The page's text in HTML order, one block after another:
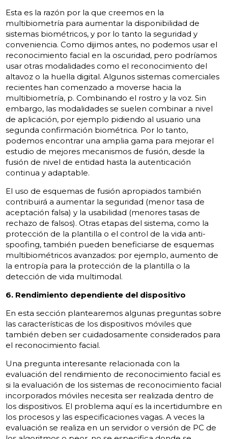
Esta es la razón por la que creemos en la
multibiometría para aumentar la disponibilidad de
sistemas biométricos, y por lo tanto la seguridad y
conveniencia. Como dijimos antes, no podemos usar el
reconocimiento facial en la oscuridad, pero podríamos
usar otras modalidades como el reconocimiento del
altavoz o la huella digital. Algunos sistemas comerciales
recientes han comenzado a moverse hacia la
multibiometría, p. Combinando el rostro y la voz. Sin
embargo, las modalidades se suelen combinar a nivel
de aplicación, por ejemplo pidiendo al usuario una
segunda confirmación biométrica. Por lo tanto,
podemos encontrar una amplia gama para mejorar el
estudio de mejores mecanismos de fusión, desde la
fusión de nivel de entidad hasta la autenticación
continua y adaptable.
El uso de esquemas de fusión apropiados también
contribuirá a aumentar la seguridad (menor tasa de
aceptación falsa) y la usabilidad (menores tasas de
rechazo de falsos). Otras etapas del sistema, como la
protección de la plantilla o el control de la vida anti-
spoofing, también pueden beneficiarse de esquemas
multibiométricos avanzados: por ejemplo, aumento de
la entropía para la protección de la plantilla o la
detección de vida multimodal.
6. Rendimiento dependiente del dispositivo
En esta sección plantearemos algunas preguntas sobre
las características de los dispositivos móviles que
también deben ser cuidadosamente considerados para
el reconocimiento facial.
Una pregunta interesante relacionada con la
evaluación del rendimiento de reconocimiento facial es
si la evaluación de los sistemas de reconocimiento facial
incorporados móviles necesita ser realizada dentro de
los dispositivos. El problema aquí es la incertidumbre en
los procesos y las especificaciones vagas. A veces la
evaluación se realiza en un servidor o versión de PC de